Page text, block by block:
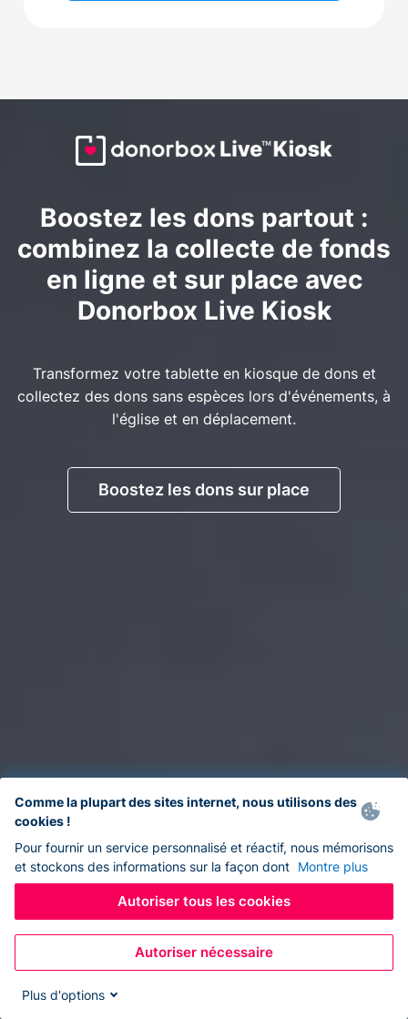
Boostez les dons partout :
combinez la collecte de fonds
en ligne et sur place avec
Donorbox Live Kiosk
Transformez votre tablette en kiosque de dons et
collectez des dons sans espèces lors d'événements, à
l'église et en déplacement.
Boostez les dons sur place
Comme la plupart des sites internet, nous utilisons des
cookies !
Pour fournir un service personnalisé et réactif, nous mémorisons
et stockons des informations sur la façon dont Montre plus
Autoriser tous les cookies
Autoriser nécessaire
Plus d'options